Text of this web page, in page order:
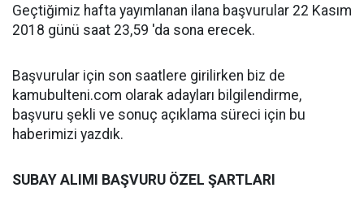
Geçtiğimiz hafta yayımlanan ilana başvurular 22 Kasım
2018 günü saat 23,59 'da sona erecek.
Başvurular için son saatlere girilirken biz de
kamubulteni.com olarak adayları bilgilendirme,
başvuru şekli ve sonuç açıklama süreci için bu
haberimizi yazdık.
SUBAY ALIMI BAŞVURU ÖZEL ŞARTLARI